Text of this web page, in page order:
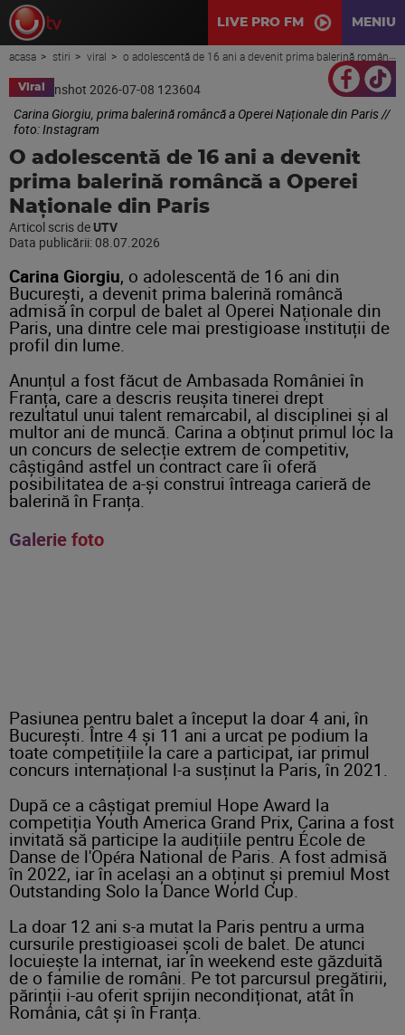
LIVE PRO FM MENIU
acasa stiri viral o adolescentă de 16 ani a devenit prima balerină româncă a operei naționale din paris
Viral
Carina Giorgiu, prima balerină româncă a Operei Naționale din Paris //
foto: Instagram
O adolescentă de 16 ani a devenit
prima balerină româncă a Operei
Naționale din Paris
Articol scris de UTV
Data publicării: 08.07.2026
Carina Giorgiu, o adolescentă de 16 ani din
București, a devenit prima balerină româncă
admisă în corpul de balet al Operei Naționale din
Paris, una dintre cele mai prestigioase instituții de
profil din lume.
Anunțul a fost făcut de Ambasada României în
Franța, care a descris reușita tinerei drept
rezultatul unui talent remarcabil, al disciplinei și al
multor ani de muncă. Carina a obținut primul loc la
un concurs de selecție extrem de competitiv,
câștigând astfel un contract care îi oferă
posibilitatea de a-și construi întreaga carieră de
balerină în Franța.
Galerie foto
Pasiunea pentru balet a început la doar 4 ani, în
București. Între 4 și 11 ani a urcat pe podium la
toate competițiile la care a participat, iar primul
concurs internațional l-a susținut la Paris, în 2021.
După ce a câștigat premiul Hope Award la
competiția Youth America Grand Prix, Carina a fost
invitată să participe la audițiile pentru École de
Danse de l'Opéra National de Paris. A fost admisă
în 2022, iar în același an a obținut și premiul Most
Outstanding Solo la Dance World Cup.
La doar 12 ani s-a mutat la Paris pentru a urma
cursurile prestigioasei școli de balet. De atunci
locuiește la internat, iar în weekend este găzduită
de o familie de români. Pe tot parcursul pregătirii,
părinții i-au oferit sprijin necondiționat, atât în
România, cât și în Franța.